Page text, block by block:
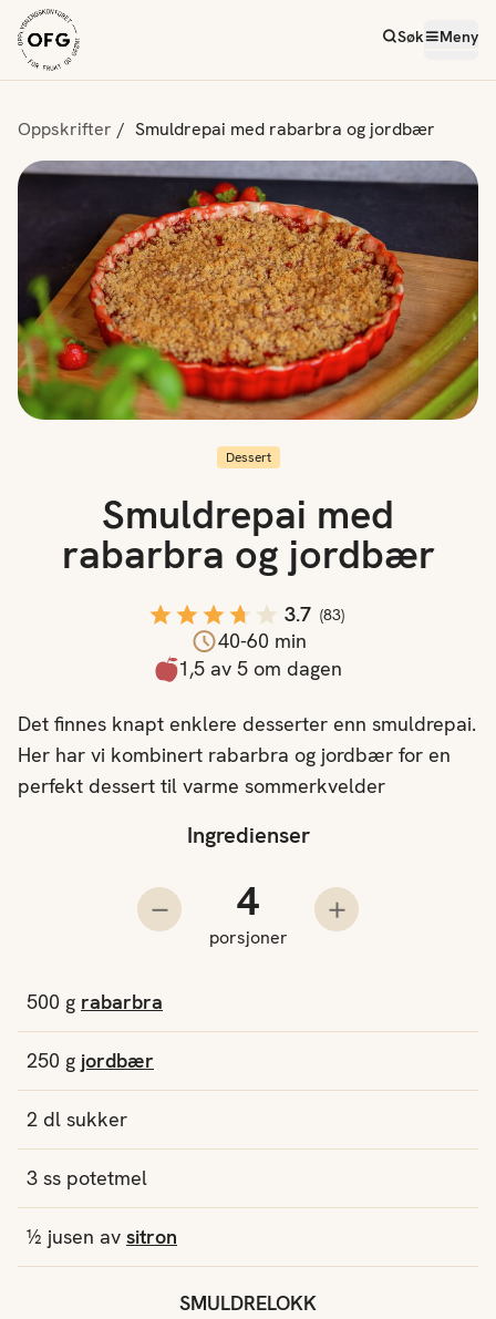
Søk Meny
Oppskrifter Smuldrepai med rabarbra og jordbær
Ingredienser
Trekk fra en porsjon
Antall porsjoner
porsjoner
Legg til en
500 g rabarbra
250 g jordbær
2 dl sukker
3 ss potetmel
½ jusen av sitron
SMULDRELOKK
Dessert
Smuldrepai med
rabarbra og jordbær
3.7 (83)
40-60 min
1,5 av 5 om dagen
Det finnes knapt enklere desserter enn smuldrepai.
Her har vi kombinert rabarbra og jordbær for en
perfekt dessert til varme sommerkvelder